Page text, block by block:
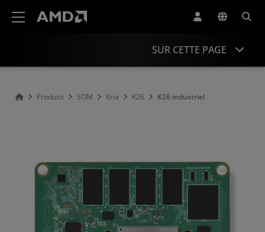
SUR CETTE PAGE
Assistance et ressources
Produits SOM Kria K26 K26 industriel